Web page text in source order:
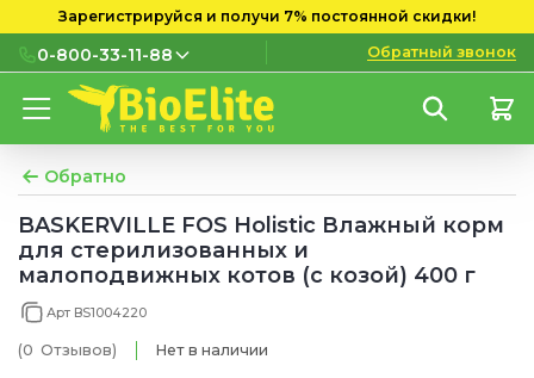
Зарегистрируйся и получи 7% постоянной скидки!
0-800-33-11-88
0-800-33-11-88
мобильных номеров
(097) 133 11 88
(095) 133 11 88
(073) 133 11 88
Обратный звонок
Обратно
BASKERVILLE FOS Holistic Влажный корм
для стерилизованных и
малоподвижных котов (с козой) 400 г
Арт BS1004220
(0 Отзывов) Нет в наличии